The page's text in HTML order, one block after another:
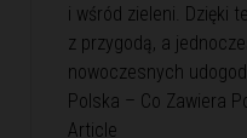
i wśród zieleni. Dzięki
z przygodą, a
nowoczesnych
Polska – Co Zawiera
Article